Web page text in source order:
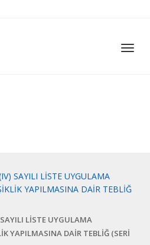
SAYILI LİSTE UYGULAMA
YAPILMASINA DAİR TEBLİĞ
LİSTE UYGULAMA
YAPILMASINA DAİR TEBLİĞ (SERİ